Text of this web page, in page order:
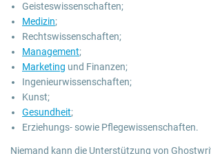
Geisteswissenschaften;
Medizin;
Rechtswissenschaften;
Management;
Marketing und Finanzen;
Ingenieurwissenschaften;
Kunst;
Gesundheit;
Erziehungs- sowie Pflegewissenschaften.
Niemand kann die Unterstützung von